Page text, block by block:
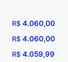
R$ 4.060,00
R$ 4.060,00
R$ 4.059,99